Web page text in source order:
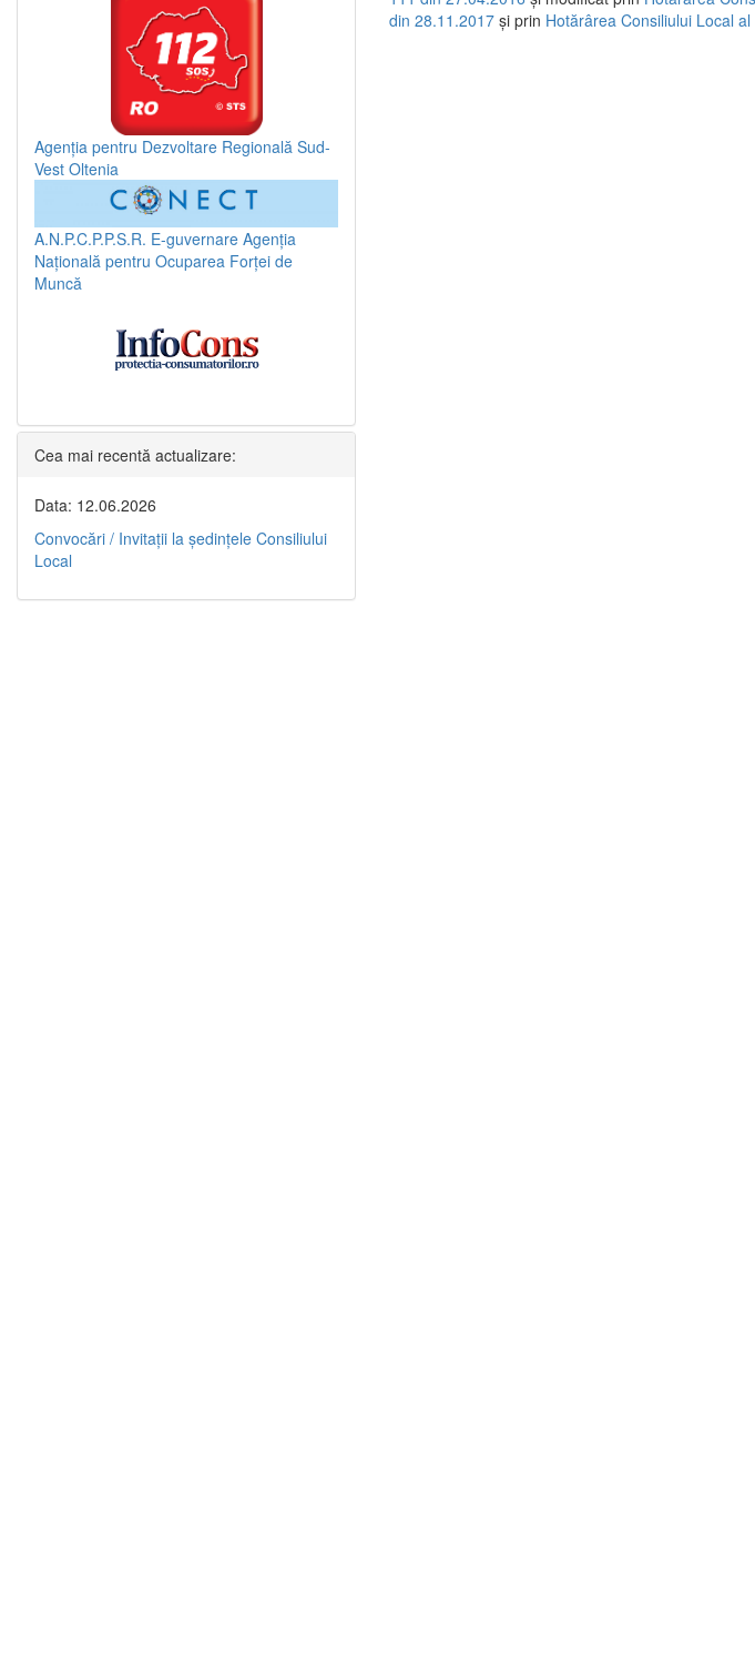
din 28.11.2017 și prin Hotărârea Consiliului Local
Agenția pentru Dezvoltare Regională Sud-
Vest Oltenia
A.N.P.C.P.P.S.R. E-guvernare Agenția
Națională pentru Ocuparea Forței de
Muncă
Cea mai recentă actualizare:
Data: 12.06.2026
Convocări / Invitaţii la şedinţele Consiliului
Local